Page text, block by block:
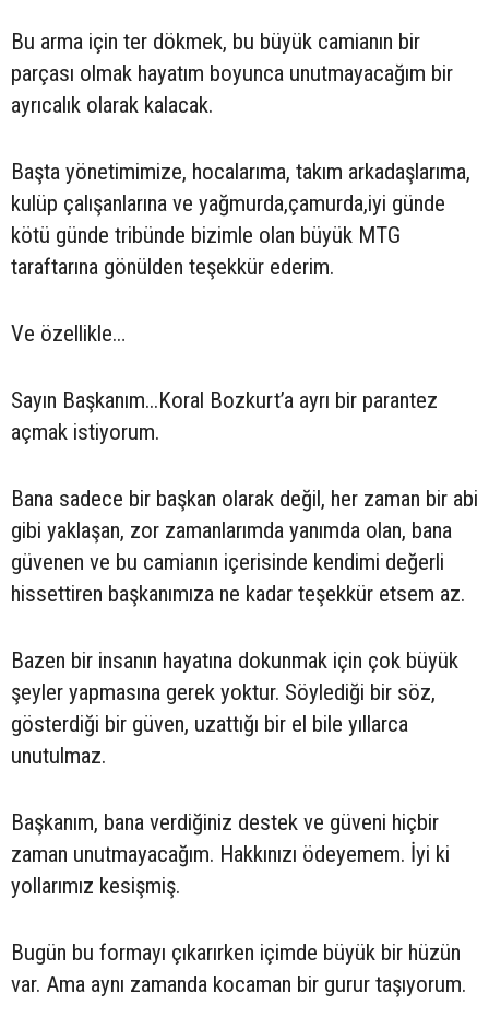
Bu arma için ter dökmek, bu büyük camianın bir
parçası olmak hayatım boyunca unutmayacağım bir
ayrıcalık olarak kalacak.
Başta yönetimimize, hocalarıma, takım arkadaşlarıma,
kulüp çalışanlarına ve yağmurda,çamurda,iyi günde
kötü günde tribünde bizimle olan büyük MTG
taraftarına gönülden teşekkür ederim.
Ve özellikle…
Sayın Başkanım...Koral Bozkurt’a ayrı bir parantez
açmak istiyorum.
Bana sadece bir başkan olarak değil, her zaman bir abi
gibi yaklaşan, zor zamanlarımda yanımda olan, bana
güvenen ve bu camianın içerisinde kendimi değerli
hissettiren başkanımıza ne kadar teşekkür etsem az.
Bazen bir insanın hayatına dokunmak için çok büyük
şeyler yapmasına gerek yoktur. Söylediği bir söz,
gösterdiği bir güven, uzattığı bir el bile yıllarca
unutulmaz.
Başkanım, bana verdiğiniz destek ve güveni hiçbir
zaman unutmayacağım. Hakkınızı ödeyemem. İyi ki
yollarımız kesişmiş.
Bugün bu formayı çıkarırken içimde büyük bir hüzün
var. Ama aynı zamanda kocaman bir gurur taşıyorum.